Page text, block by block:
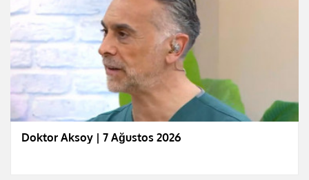
Doktor Aksoy | 7 Ağustos 2026